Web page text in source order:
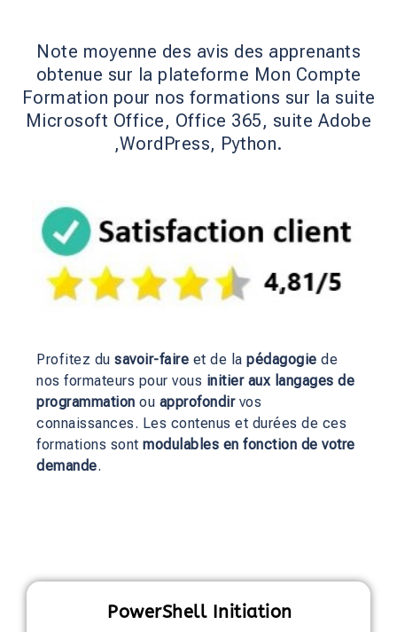
Note moyenne des avis des apprenants
obtenue sur la plateforme Mon Compte
Formation pour nos formations sur la suite
Microsoft Office, Office 365, suite Adobe
,WordPress, Python.
Profitez du savoir-faire et de la pédagogie de
nos formateurs pour vous initier aux langages de
programmation ou approfondirvos
connaissances. Les contenus et durées de ces
formations sont modulables en fonction de votre
demande.
PowerShell Initiation